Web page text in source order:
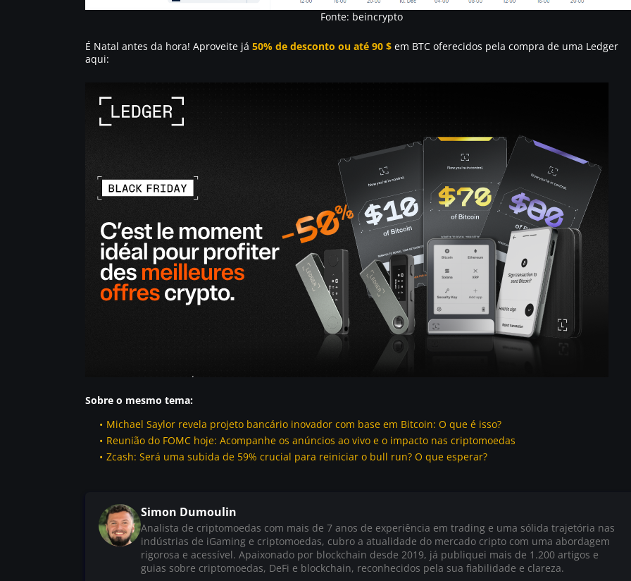
Fonte: beincrypto
É Natal antes da hora! Aproveite já 50% de desconto ou até 90 $ em BTC oferecidos pela compra de uma Ledger
aqui:
Sobre o mesmo tema:
Michael Saylor revela projeto bancário inovador com base em Bitcoin: O que é isso?
Reunião do FOMC hoje: Acompanhe os anúncios ao vivo e o impacto nas criptomoedas
Zcash: Será uma subida de 59% crucial para reiniciar o bull run? O que esperar?
Simon Dumoulin
Analista de criptomoedas com mais de 7 anos de experiência em trading e uma sólida trajetória nas
indústrias de iGaming e criptomoedas, cubro a atualidade do mercado cripto com uma abordagem
rigorosa e acessível. Apaixonado por blockchain desde 2019, já publiquei mais de 1.200 artigos e
guias sobre criptomoedas, DeFi e blockchain, reconhecidos pela sua fiabilidade e clareza.